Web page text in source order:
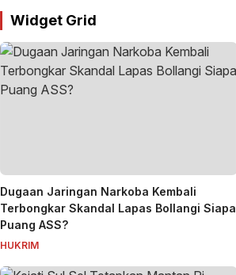
Widget Grid
Dugaan Jaringan Narkoba Kembali
Terbongkar Skandal Lapas Bollangi Siapa
Puang ASS?
HUKRIM